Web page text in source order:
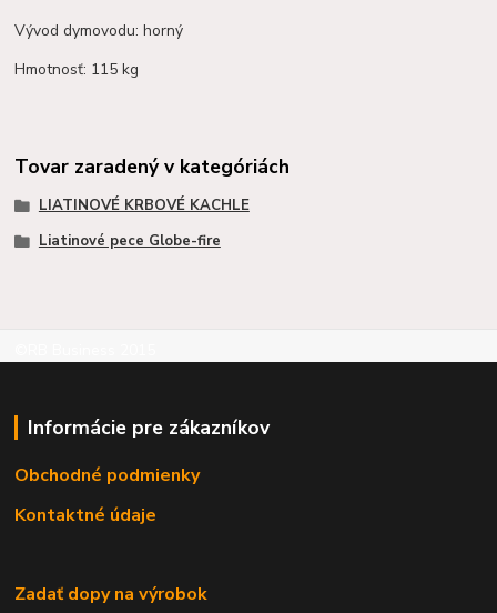
Vývod dymovodu: horný
Hmotnosť: 115 kg
Tovar zaradený v kategóriách
LIATINOVÉ KRBOVÉ KACHLE
Liatinové pece Globe-fire
Informácie pre zákazníkov
Obchodné podmienky
Kontaktné údaje
Zadať dopy na výrobok